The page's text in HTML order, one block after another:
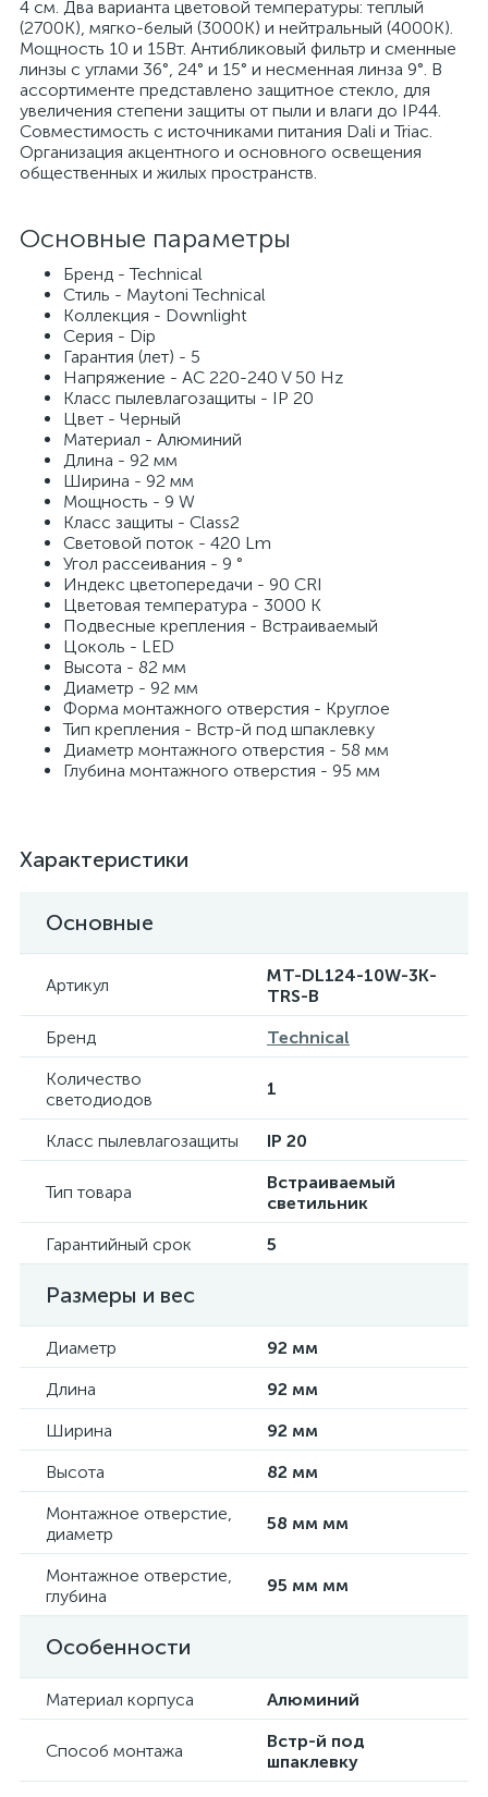
4 см. Два варианта цветовой температуры: теплый
(2700K), мягко-белый (3000К) и нейтральный (4000K).
Мощность 10 и 15Вт. Антибликовый фильтр и сменные
линзы с углами 36°, 24° и 15° и несменная линза 9°. В
ассортименте представлено защитное стекло, для
увеличения степени защиты от пыли и влаги до IP44.
Совместимость с источниками питания Dali и Triac.
Организация акцентного и основного освещения
общественных и жилых пространств.
Основные параметры
Бренд - Technical
Стиль - Maytoni Technical
Коллекция - Downlight
Серия - Dip
Гарантия (лет) - 5
Напряжение - AC 220-240 V 50 Hz
Класс пылевлагозащиты - IP 20
Цвет - Черный
Материал - Алюминий
Длина - 92 мм
Ширина - 92 мм
Мощность - 9 W
Класс защиты - Class2
Световой поток - 420 Lm
Угол рассеивания - 9 °
Индекс цветопередачи - 90 CRI
Цветовая температура - 3000 K
Подвесные крепления - Встраиваемый
Цоколь - LED
Высота - 82 мм
Диаметр - 92 мм
Форма монтажного отверстия - Круглое
Тип крепления - Встр-й под шпаклевку
Диаметр монтажного отверстия - 58 мм
Глубина монтажного отверстия - 95 мм
Характеристики
Основные
Артикул
MT-DL124-10W-3K-
TRS-B
Бренд
Technical
Количество
светодиодов
1
Класс пылевлагозащиты IP 20
Тип товара
Встраиваемый
светильник
Гарантийный срок
5
Размеры и вес
Диаметр
92 мм
Длина
92 мм
Ширина
92 мм
Высота
82 мм
Монтажное отверстие,
диаметр
58 мм мм
Монтажное отверстие,
глубина
95 мм мм
Особенности
Материал корпуса Алюминий
Способ монтажа
Встр-й под
шпаклевку